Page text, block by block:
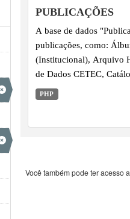
PUBLICAÇÕES
A base de dados
publicações, como:
(Institucional), Arquivo
de Dados CETEC,
Anchieta, Dissertações,
Legislação, Lives,
PHP
Você também pode ter acesso